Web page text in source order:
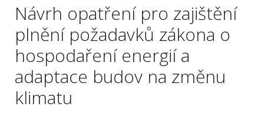
Návrh opatření pro zajištění
plnění požadavků zákona o
hospodaření energií a
adaptace budov na změnu
klimatu